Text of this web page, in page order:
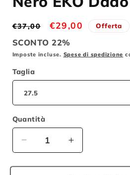
Prezzo
di
listino
€37,00
Prezzo
scontato
€29,00 Offerta
SCONTO 22%
Imposte incluse. Spese di spedizione
Taglia
Quantità
Diminuisci
quantità
per
Aumenta
quantità
per